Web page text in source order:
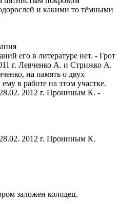
и какими то тёмными
его в литературе нет. - Грот
г. Левченко А. и Стрижко А.
на память о двух
в работе на этом участке.
28.02. 2012 г. Прониным К. -
28.02. 2012 г. Прониным К.
заложен колодец.